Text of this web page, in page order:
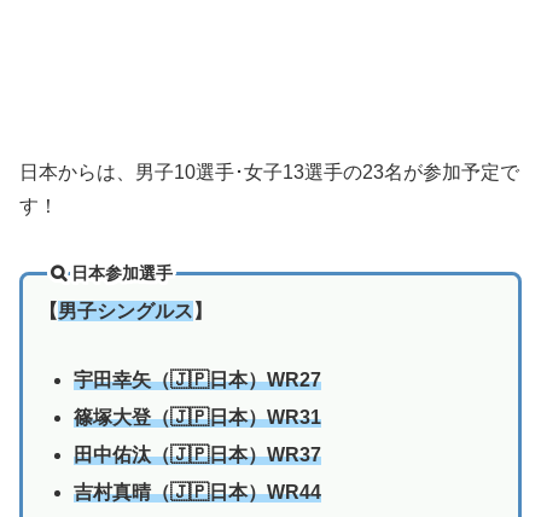
日本からは、男子10選手･女子13選手の23名が参加予定で
す！
日本参加選手
【男子シングルス 】
宇田幸矢（🇯🇵日本）WR27
篠塚大登（🇯🇵日本）WR31
田中佑汰（🇯🇵日本）WR37
吉村真晴（🇯🇵日本）WR44